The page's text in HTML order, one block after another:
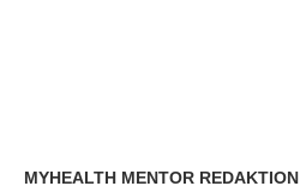
MYHEALTH MENTOR REDAKTION